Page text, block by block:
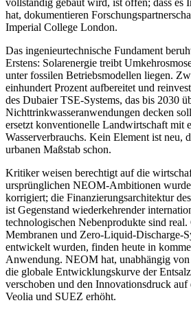
vollständig gebaut wird, ist offen; dass es
hat, dokumentieren
Imperial College London.
Das ingenieurtechnische Fundament
Erstens: Solarenergie treibt
unter fossilen Betriebsmodellen liegen.
einhundert Prozent aufbereitet und
des Dubaier TSE-Systems, das bis 2030
Nichttrinkwasseranwendungen decken
ersetzt konventionelle Landwirtschaft mit
Wasserverbrauchs. Kein Element ist neu,
urbanen Maßstab schon.
Kritiker weisen berechtigt auf die
ursprünglichen NEOM-Ambitionen
korrigiert; die Finanzierungsarchitektur
ist Gegenstand wiederkehrender
technologischen Nebenprodukte sind real.
Membranen und Zero-Liquid-Discharge-
entwickelt wurden, finden heute in
Anwendung. NEOM hat, unabhängig
die globale Entwicklungskurve der
verschoben und den Innovationsdruck
Veolia und SUEZ erhöht.